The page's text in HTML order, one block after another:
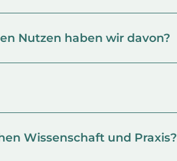
Nutzen haben wir davon?
Wissenschaft und Praxis?